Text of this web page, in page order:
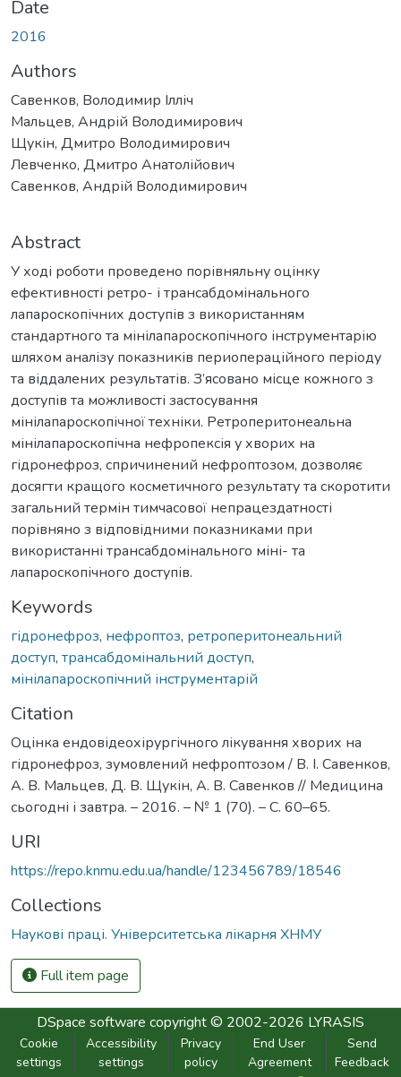
Date
2016
Authors
Савенков, Володимир Ілліч
Мальцев, Андрій Володимирович
Щукін, Дмитро Володимирович
Левченко, Дмитро Анатолійович
Савенков, Андрій Володимирович
Abstract
У ході роботи проведено порівняльну оцінку
ефективності ретро- і трансабдомінального
лапароскопічних доступів з використанням
стандартного та мінілапароскопічного інструментарію
шляхом аналізу показників периопераційного періоду
та віддалених результатів. З’ясовано місце кожного з
доступів та можливості застосування
мінілапароскопічної техніки. Ретроперитонеальна
мінілапароскопічна нефропексія у хворих на
гідронефроз, спричинений нефроптозом, дозволяє
досягти кращого косметичного результату та скоротити
загальний термін тимчасової непрацездатності
порівняно з відповідними показниками при
використанні трансабдомінального міні- та
лапароскопічного доступів.
Keywords
гідронефроз, нефроптоз, ретроперитонеальний
доступ, трансабдомінальний доступ,
мінілапароскопічний інструментарій
Citation
Оцінка ендовідеохірургічного лікування хворих на
гідронефроз, зумовлений нефроптозом / В. І. Савенков,
А. В. Мальцев, Д. В. Щукін, А. В. Савенков // Медицина
сьогодні і завтра. – 2016. – № 1 (70). – С. 60–65.
URI
https://repo.knmu.edu.ua/handle/123456789/18546
Collections
Наукові праці. Університетська лікарня ХНМУ
Full item page
DSpace software copyright © 2002-2026 LYRASIS
Cookie
settings
Accessibility
settings
Privacy
policy
End User
Agreement
Send
Feedback